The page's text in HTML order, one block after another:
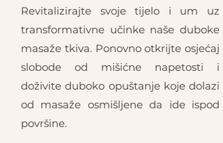
Revitalizirajte svoje tijelo i um uz
transformativne učinke naše duboke
masaže tkiva. Ponovno otkrijte osjećaj
slobode od mišićne napetosti i
doživite duboko opuštanje koje dolazi
od masaže osmišljene da ide ispod
površine.